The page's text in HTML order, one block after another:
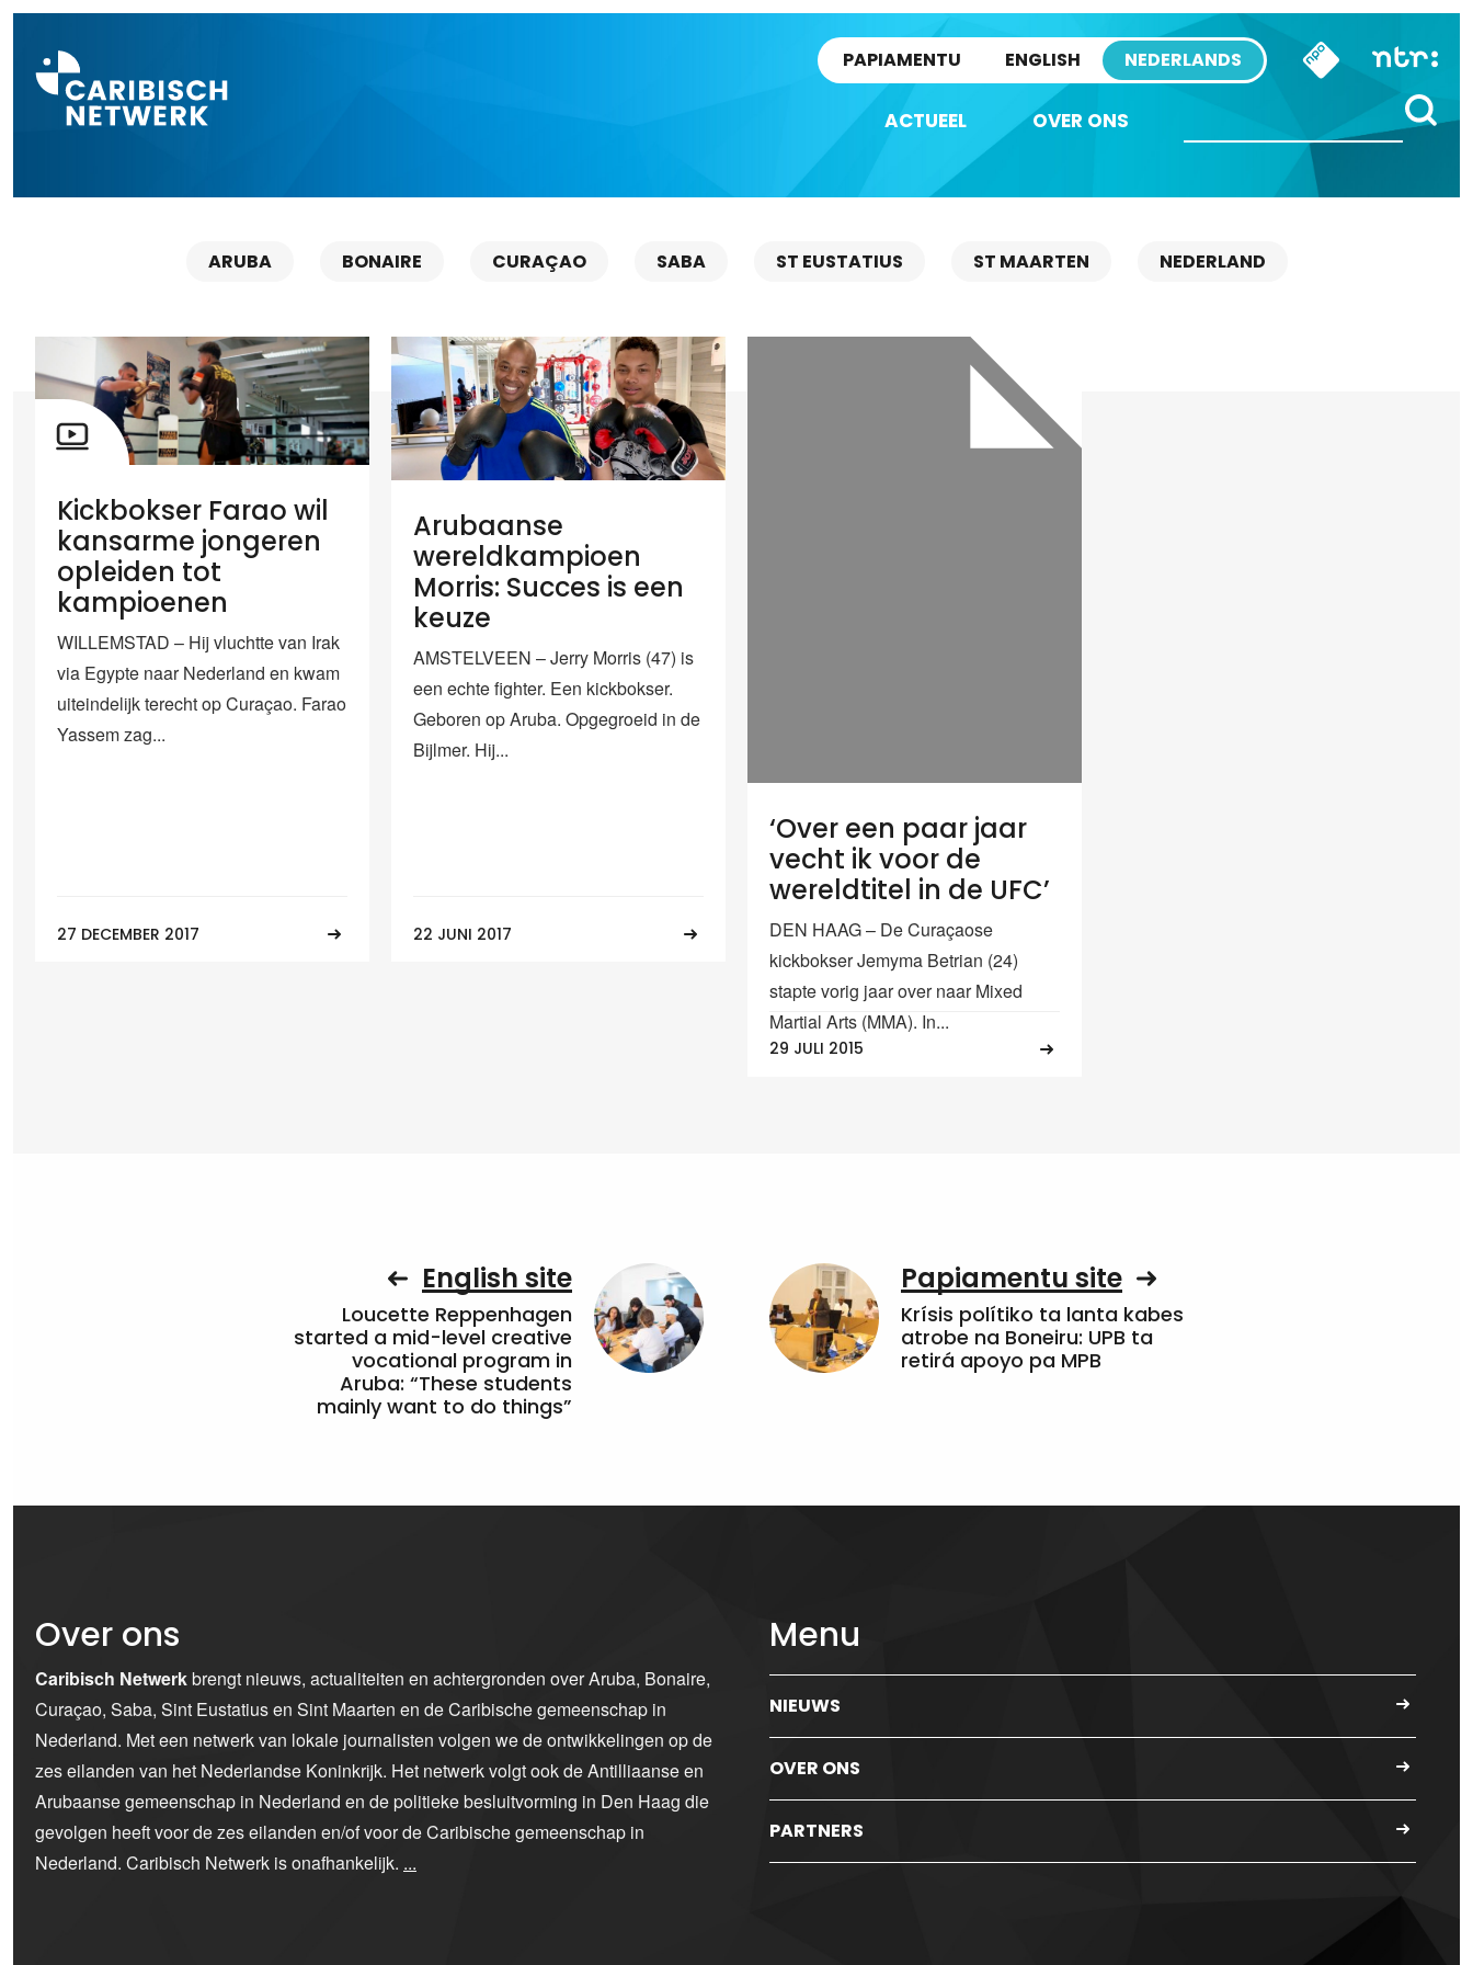
PAPIAMENTU ENGLISH NEDERLANDS
ACTUEEL OVER ONS
ARUBA BONAIRE CURAÇAO SABA ST EUSTATIUS ST MAARTEN NEDERLAND
Kickbokser Farao wil
kansarme jongeren
opleiden tot
kampioenen
WILLEMSTAD – Hij vluchtte van Irak
via Egypte naar Nederland en kwam
uiteindelijk terecht op Curaçao. Farao
Yassem zag...
27 DECEMBER 2017
Arubaanse
wereldkampioen
Morris: Succes is een
keuze
AMSTELVEEN – Jerry Morris (47) is
een echte fighter. Een kickbokser.
Geboren op Aruba. Opgegroeid in de
Bijlmer. Hij...
22 JUNI 2017
‘Over een paar jaar
vecht ik voor de
wereldtitel in de UFC’
DEN HAAG – De Curaçaose
kickbokser Jemyma Betrian (24)
stapte vorig jaar over naar Mixed
Martial Arts (MMA). In...
29 JULI 2015
English site
Loucette Reppenhagen
started a mid-level creative
vocational program in
Aruba: “These students
mainly want to do things”
Papiamentu site
Krísis polítiko ta lanta kabes
atrobe na Boneiru: UPB ta
retirá apoyo pa MPB
Over ons
Caribisch Netwerkbrengt nieuws, actualiteiten en achtergronden over Aruba, Bonaire,
Curaçao, Saba, Sint Eustatius en Sint Maarten en de Caribische gemeenschap in
Nederland. Met een netwerk van lokale journalisten volgen we de ontwikkelingen op de
zes eilanden van het Nederlandse Koninkrijk. Het netwerk volgt ook de Antilliaanse en
Arubaanse gemeenschap in Nederland en de politieke besluitvorming in Den Haag die
gevolgen heeft voor de zes eilanden en/of voor de Caribische gemeenschap in
Nederland. Caribisch Netwerk is onafhankelijk. ...
Menu
NIEUWS
OVER ONS
PARTNERS